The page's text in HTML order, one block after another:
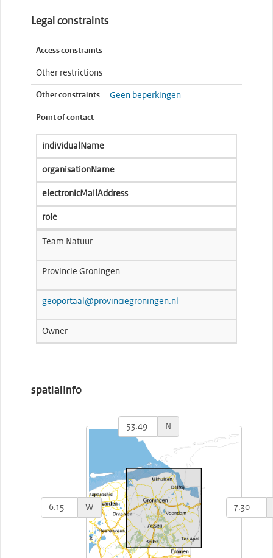
Legal constraints
Access constraints
Other restrictions
Other constraints Geen beperkingen
Point of contact
individualName
organisationName
electronicMailAddress
role
Team Natuur
Provincie Groningen
geoportaal@provinciegroningen.nl
Owner
spatialInfo
N
W